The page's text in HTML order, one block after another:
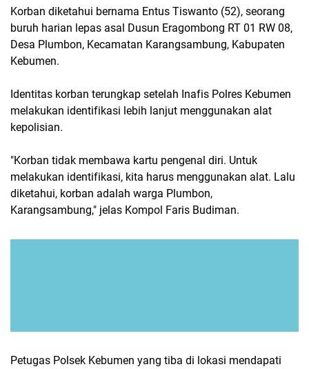
Korban diketahui bernama Entus Tiswanto (52), seorang
buruh harian lepas asal Dusun Eragombong RT 01 RW 08,
Desa Plumbon, Kecamatan Karangsambung, Kabupaten
Kebumen.
Identitas korban terungkap setelah Inafis Polres Kebumen
melakukan identifikasi lebih lanjut menggunakan alat
kepolisian.
"Korban tidak membawa kartu pengenal diri. Untuk
melakukan identifikasi, kita harus menggunakan alat. Lalu
diketahui, korban adalah warga Plumbon,
Karangsambung," jelas Kompol Faris Budiman.
Petugas Polsek Kebumen yang tiba di lokasi mendapati